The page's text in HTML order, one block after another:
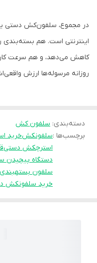
در مجموع، سلفون‌کش دستی یک
اینترنتی است. هم بسته‌بندی
کاهش می‌دهد، و هم سرعت کار
روزانه مرسوله‌ها ارزش
دسته‌بندی: سلفون کش
برچسب‌ها :سلفونکشخرید
استرچکش دستی
دستگاه پیچیدن
سلفون بستهبندی
خرید سلفونکش